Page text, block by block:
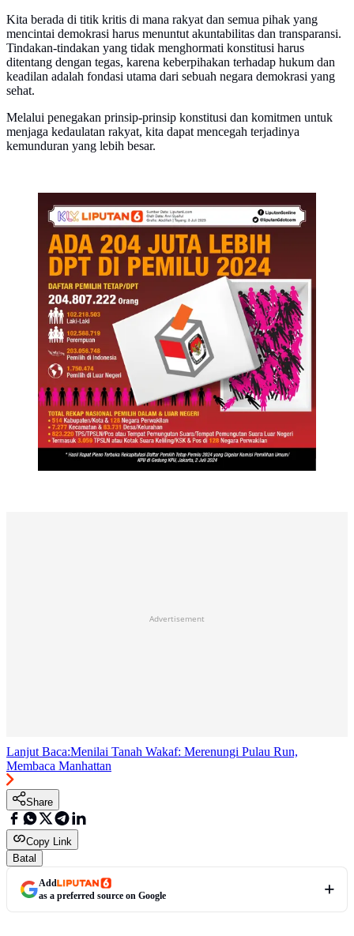
Kita berada di titik kritis di mana rakyat dan semua pihak yang
mencintai demokrasi harus menuntut akuntabilitas dan transparansi.
Tindakan-tindakan yang tidak menghormati konstitusi harus
ditentang dengan tegas, karena keberpihakan terhadap hukum dan
keadilan adalah fondasi utama dari sebuah negara demokrasi yang
sehat.
Melalui penegakan prinsip-prinsip konstitusi dan komitmen untuk
menjaga kedaulatan rakyat, kita dapat mencegah terjadinya
kemunduran yang lebih besar.
Infografis Ada 204 Juta Lebih DPT di Pemilu 2024.
(Liputan6.com/Abdillah)
Advertisement
Lanjut Baca:Menilai Tanah Wakaf: Merenungi Pulau Run,
Membaca Manhattan
Share
Copy Link
Batal
Add
as a preferred source on Google